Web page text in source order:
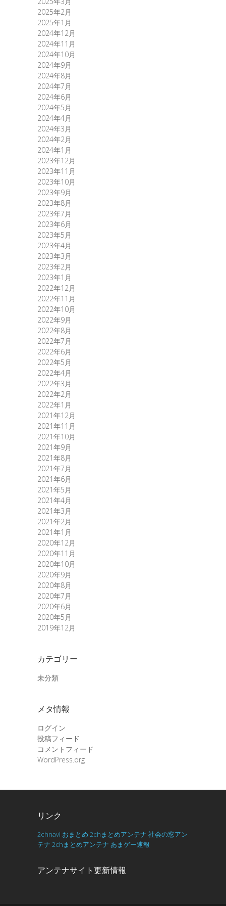
2025年2月
2025年1月
2024年12月
2024年11月
2024年10月
2024年9月
2024年8月
2024年7月
2024年6月
2024年5月
2024年4月
2024年3月
2024年2月
2024年1月
2023年12月
2023年11月
2023年10月
2023年9月
2023年8月
2023年7月
2023年6月
2023年5月
2023年4月
2023年3月
2023年2月
2023年1月
2022年12月
2022年11月
2022年10月
2022年9月
2022年8月
2022年7月
2022年6月
2022年5月
2022年4月
2022年3月
2022年2月
2022年1月
2021年12月
2021年11月
2021年10月
2021年9月
2021年8月
2021年7月
2021年6月
2021年5月
2021年4月
2021年3月
2021年2月
2021年1月
2020年12月
2020年11月
2020年10月
2020年9月
2020年8月
2020年7月
2020年6月
2020年5月
2019年12月
カテゴリー
未分類
メタ情報
ログイン
投稿フィード
コメントフィード
WordPress.org
リンク
2chnavi おまとめ 2chまとめアンテナ 社会の窓アン
テナ 2chまとめアンテナ あまゲー速報
アンテナサイト更新情報